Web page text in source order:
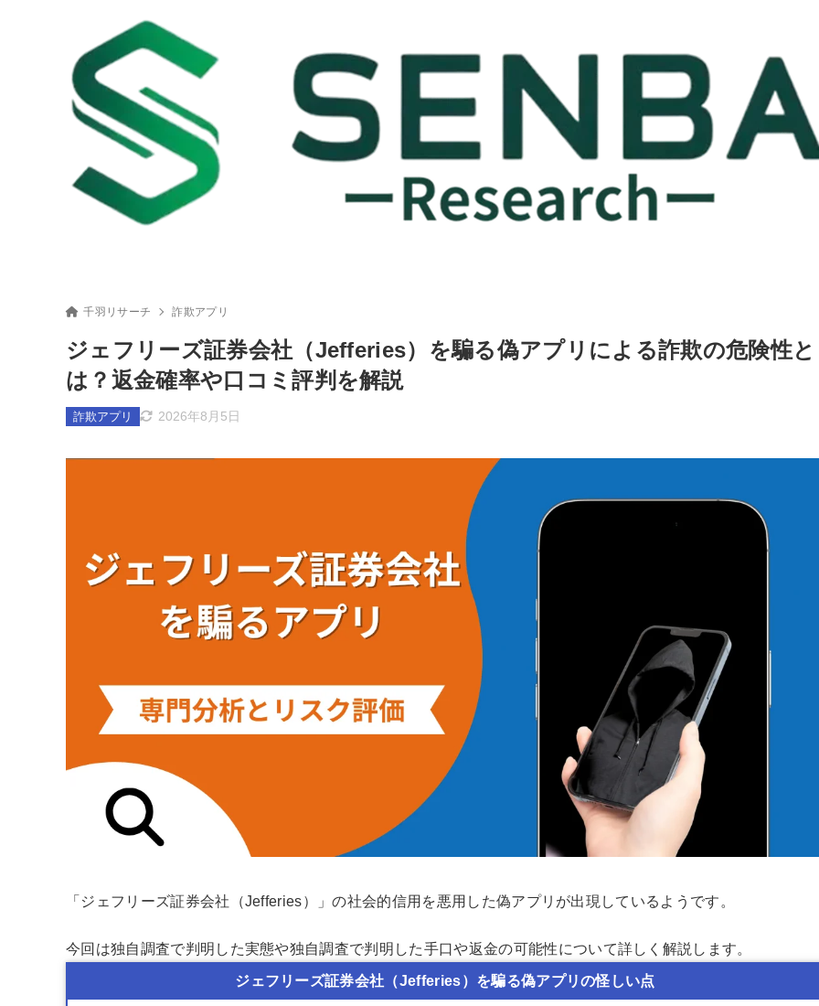
千羽リサーチ 詐欺アプリ
ジェフリーズ証券会社（Jefferies）を騙る偽アプリによる詐欺の危険性と
は？返金確率や口コミ評判を解説
2026年8月5日
詐欺アプリ
「ジェフリーズ証券会社（Jefferies）」の社会的信用を悪用した偽アプリが出現しているようです。
今回は独自調査で判明した実態や独自調査で判明した手口や返金の可能性について詳しく解説します。
ジェフリーズ証券会社（Jefferies）を騙る偽アプリの怪しい点